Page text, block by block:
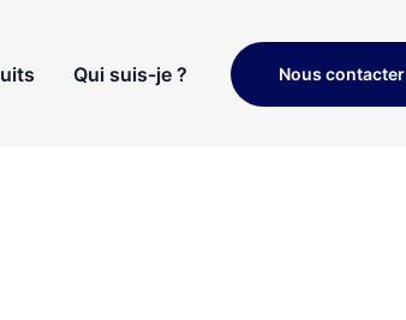
Qui suis-je ? Nous contacter